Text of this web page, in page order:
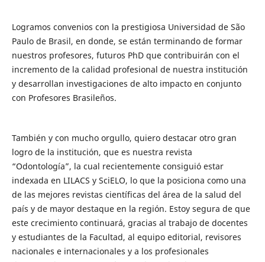
Logramos convenios con la prestigiosa Universidad de São
Paulo de Brasil, en donde, se están terminando de formar
nuestros profesores, futuros PhD que contribuirán con el
incremento de la calidad profesional de nuestra institución
y desarrollan investigaciones de alto impacto en conjunto
con Profesores Brasileños.
También y con mucho orgullo, quiero destacar otro gran
logro de la institución, que es nuestra revista
“Odontología”, la cual recientemente consiguió estar
indexada en LILACS y SciELO, lo que la posiciona como una
de las mejores revistas científicas del área de la salud del
país y de mayor destaque en la región. Estoy segura de que
este crecimiento continuará, gracias al trabajo de docentes
y estudiantes de la Facultad, al equipo editorial, revisores
nacionales e internacionales y a los profesionales